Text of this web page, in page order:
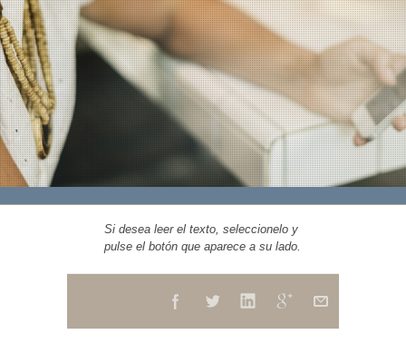
Si desea leer el texto, seleccionelo y
pulse el botón que aparece a su lado.